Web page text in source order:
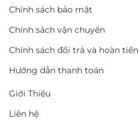
Chính sách bảo mật
Chính sách vận chuyển
Chính sách đổi trả và hoàn tiền
Hướng dẫn thanh toán
Giới Thiệu
Liên hệ